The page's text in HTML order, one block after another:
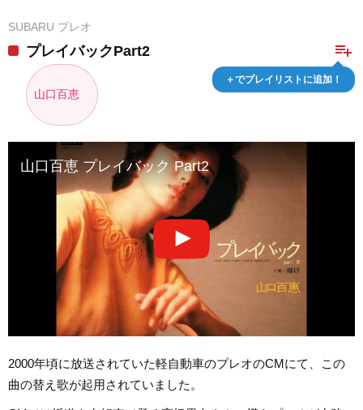
SUBARU プレオ
playlist_add
＋でプレイリストに追加！
プレイバックPart2
山口百恵
山口百恵 プレイバック Part2
2000年頃に放送されていた軽自動車のプレオのCMにて、この
曲の替え歌が起用されていました。